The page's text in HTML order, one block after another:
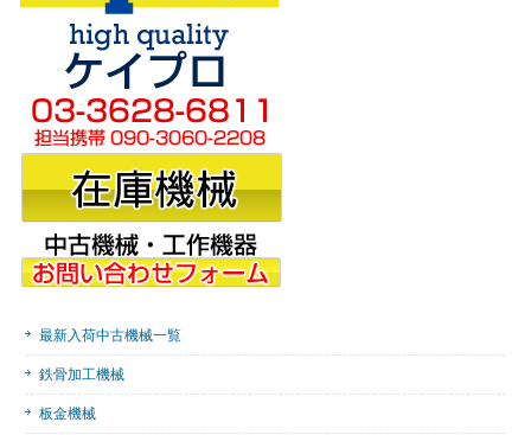
最新入荷中古機械一覧
鉄骨加工機械
板金機械